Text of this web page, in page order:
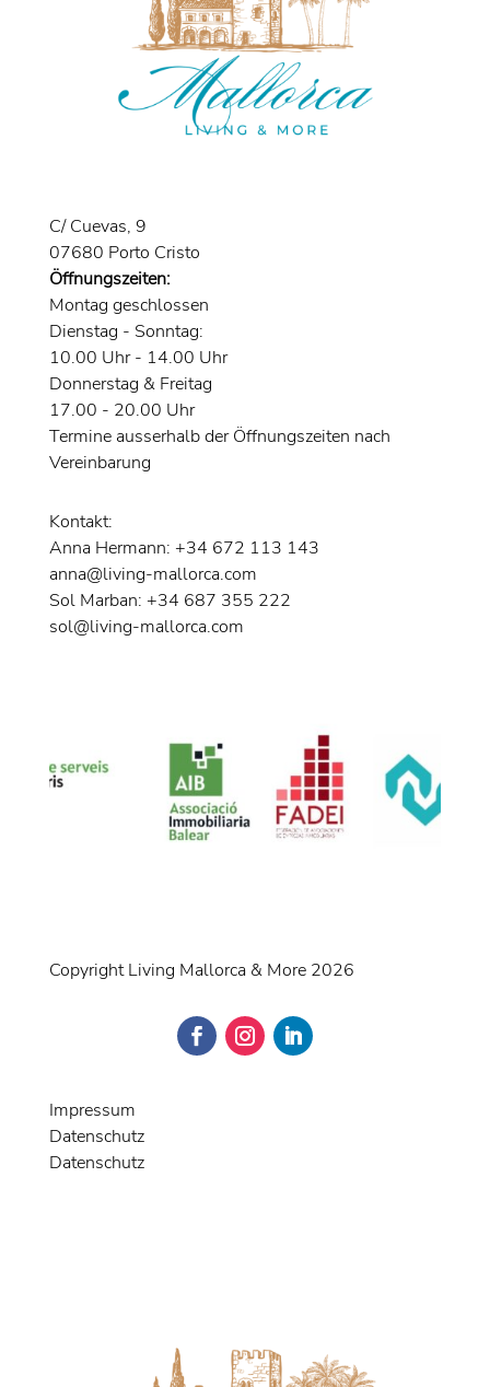
C/ Cuevas, 9
07680 Porto Cristo
Öffnungszeiten:
Montag geschlossen
Dienstag - Sonntag:
10.00 Uhr - 14.00 Uhr
Donnerstag & Freitag
17.00 - 20.00 Uhr
Termine ausserhalb der Öffnungszeiten nach
Vereinbarung
Kontakt:
Anna Hermann: +34 672 113 143
anna@living-mallorca.com
Sol Marban: +34 687 355 222
sol@living-mallorca.com
Copyright Living Mallorca & More 2026
Impressum
Datenschutz
Datenschutz